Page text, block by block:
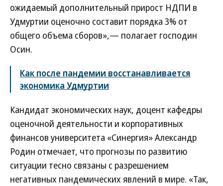
ожидаемый дополнительный прирост НДПИ в
Удмуртии оценочно составит порядка 3% от
общего объема сборов»,— полагает господин
Осин.
Как после пандемии восстанавливается
экономика Удмуртии
Кандидат экономических наук, доцент кафедры
оценочной деятельности и корпоративных
финансов университета «Синергия» Александр
Родин отмечает, что прогнозы по развитию
ситуации тесно связаны с разрешением
негативных пандемических явлений в мире. «Так,